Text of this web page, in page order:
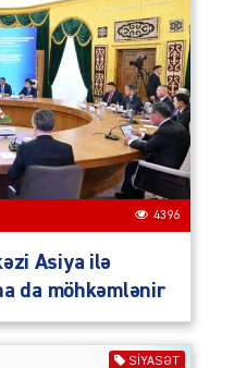
4396
Asiya ilə
da möhkəmlənir
SIYASƏT